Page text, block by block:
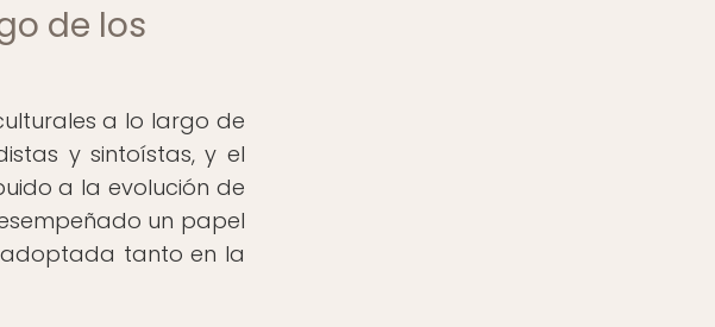
de los
a lo largo de
y sintoístas, y el
a la evolución de
un papel
tanto en la